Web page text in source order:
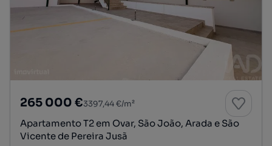
265 000 €3397,44 €/m²
Apartamento T2 em Ovar, São João, Arada e São
Vicente de Pereira Jusã